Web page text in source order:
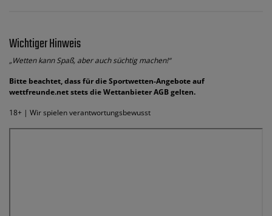
Wichtiger Hinweis
„Wetten kann Spaß, aber auch süchtig machen!“
Bitte beachtet, dass für die Sportwetten-Angebote auf
wettfreunde.net stets die Wettanbieter AGB gelten.
18+ | Wir spielen verantwortungsbewusst